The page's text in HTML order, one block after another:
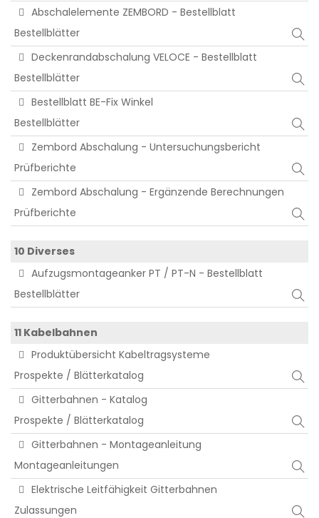
Abschalelemente ZEMBORD - Bestellblatt
Bestellblätter
Deckenrandabschalung VELOCE - Bestellblatt
Bestellblätter
Bestellblatt BE-Fix Winkel
Bestellblätter
Zembord Abschalung - Untersuchungsbericht
Prüfberichte
Zembord Abschalung - Ergänzende Berechnungen
Prüfberichte
10 Diverses
Aufzugsmontageanker PT / PT-N - Bestellblatt
Bestellblätter
11 Kabelbahnen
Produktübersicht Kabeltragsysteme
Prospekte / Blätterkatalog
Gitterbahnen - Katalog
Prospekte / Blätterkatalog
Gitterbahnen - Montageanleitung
Montageanleitungen
Elektrische Leitfähigkeit Gitterbahnen
Zulassungen